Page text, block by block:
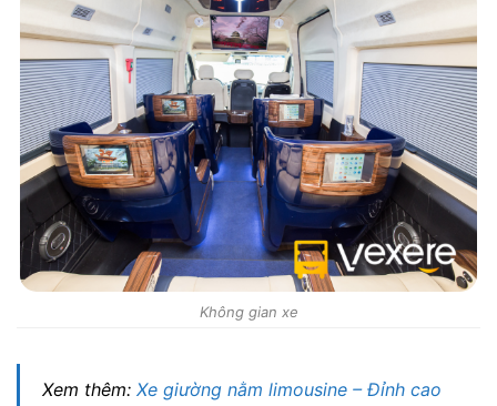
Không gian xe
Xem thêm: Xe giường nằm limousine – Đỉnh cao